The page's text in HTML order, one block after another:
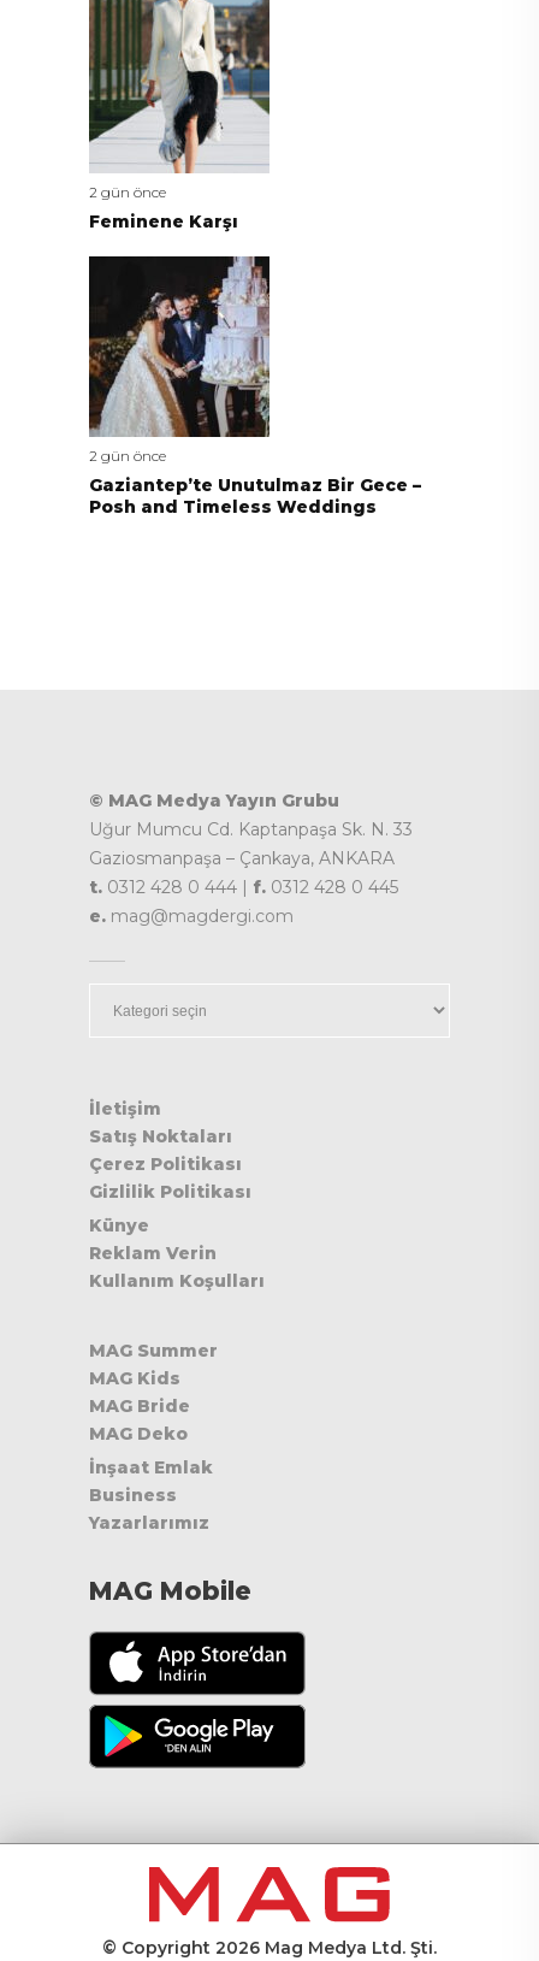
2 gün önce
Feminene Karşı
2 gün önce
Gaziantep’te Unutulmaz Bir Gece –
Posh and Timeless Weddings
© MAG Medya Yayın Grubu
Uğur Mumcu Cd. Kaptanpaşa Sk. N. 33
Gaziosmanpaşa – Çankaya, ANKARA
t. 0312 428 0 444 | f. 0312 428 0 445
e. mag@magdergi.com
İletişim
Satış Noktaları
Çerez Politikası
Gizlilik Politikası
Künye
Reklam Verin
Kullanım Koşulları
MAG Summer
MAG Kids
MAG Bride
MAG Deko
İnşaat Emlak
Business
Yazarlarımız
MAG Mobile
© Copyright 2026 Mag Medya Ltd. Şti.